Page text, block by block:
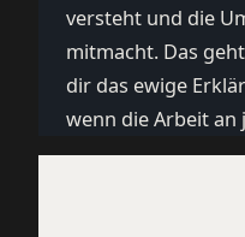
versteht und die
mitmacht. Das
dir das ewige
wenn die Arbeit an